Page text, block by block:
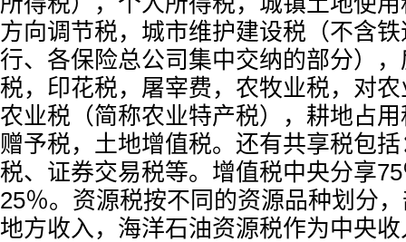
方向调节税，城市维护建设税（不含
行、各保险总公司集中交纳的部分）
税，印花税，屠宰费，农牧业税，对
农业税（简称农业特产税），耕地占
赠予税，土地增值税。还有共享税包
税、证券交易税等。增值税中央分享
25％。资源税按不同的资源品种划分
地方收入，海洋石油资源税作为中央